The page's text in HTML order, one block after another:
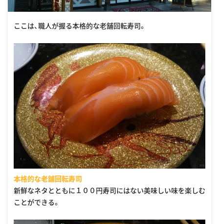
ここは、職人が握る本格的な老舗回転寿司。
本格的な老舗回転寿司
新鮮なネタとともに１００円寿司にはない美味しい味を楽しむ
ことができる。